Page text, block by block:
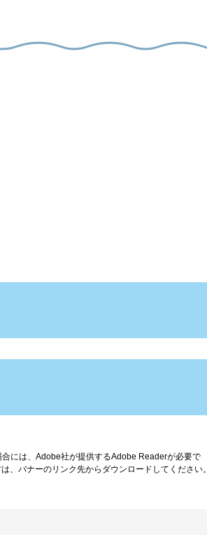
には、Adobe社が提供するAdobe Readerが必要で
、バナーのリンク先からダウンロードしてください。